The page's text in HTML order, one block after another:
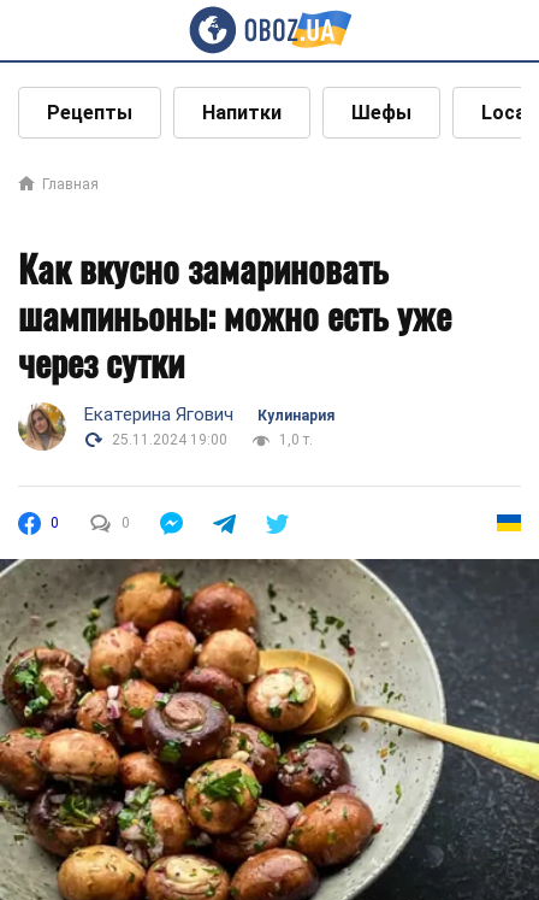
Рецепты Напитки Шефы Local
Главная
Как вкусно замариновать
шампиньоны: можно есть уже
через сутки
Екатерина Ягович
Кулинария
25.11.2024 19:00
1,0 т.
0 0